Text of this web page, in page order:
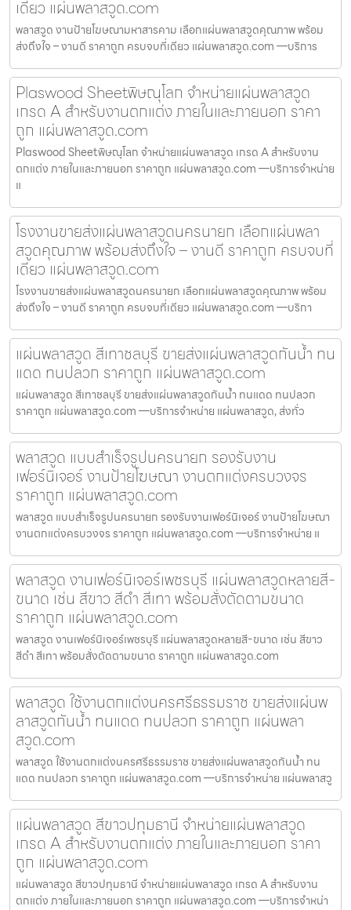
เดียว แผ่นพลาสวูด.com
พลาสวูด งานป้ายโฆษณามหาสารคาม เลือกแผ่นพลาสวูดคุณภาพ พร้อม
ส่งถึงใจ – งานดี ราคาถูก ครบจบที่เดียว แผ่นพลาสวูด.com —บริการ
Plaswood Sheetพิษณุโลก จำหน่ายแผ่นพลาสวูด
เกรด A สำหรับงานตกแต่ง ภายในและภายนอก ราคา
ถูก แผ่นพลาสวูด.com
Plaswood Sheetพิษณุโลก จำหน่ายแผ่นพลาสวูด เกรด A สำหรับงาน
ตกแต่ง ภายในและภายนอก ราคาถูก แผ่นพลาสวูด.com —บริการจำหน่าย
แ
โรงงานขายส่งแผ่นพลาสวูดนครนายก เลือกแผ่นพลา
สวูดคุณภาพ พร้อมส่งถึงใจ – งานดี ราคาถูก ครบจบที่
เดียว แผ่นพลาสวูด.com
โรงงานขายส่งแผ่นพลาสวูดนครนายก เลือกแผ่นพลาสวูดคุณภาพ พร้อม
ส่งถึงใจ – งานดี ราคาถูก ครบจบที่เดียว แผ่นพลาสวูด.com —บริกา
แผ่นพลาสวูด สีเทาชลบุรี ขายส่งแผ่นพลาสวูดกันน้ำ ทน
แดด ทนปลวก ราคาถูก แผ่นพลาสวูด.com
แผ่นพลาสวูด สีเทาชลบุรี ขายส่งแผ่นพลาสวูดกันน้ำ ทนแดด ทนปลวก
ราคาถูก แผ่นพลาสวูด.com —บริการจำหน่าย แผ่นพลาสวูด, ส่งทั่ว
พลาสวูด แบบสำเร็จรูปนครนายก รองรับงาน
เฟอร์นิเจอร์ งานป้ายโฆษณา งานตกแต่งครบวงจร
ราคาถูก แผ่นพลาสวูด.com
พลาสวูด แบบสำเร็จรูปนครนายก รองรับงานเฟอร์นิเจอร์ งานป้ายโฆษณา
งานตกแต่งครบวงจร ราคาถูก แผ่นพลาสวูด.com —บริการจำหน่าย แ
พลาสวูด งานเฟอร์นิเจอร์เพชรบุรี แผ่นพลาสวูดหลายสี-
ขนาด เช่น สีขาว สีดำ สีเทา พร้อมสั่งตัดตามขนาด
ราคาถูก แผ่นพลาสวูด.com
พลาสวูด งานเฟอร์นิเจอร์เพชรบุรี แผ่นพลาสวูดหลายสี-ขนาด เช่น สีขาว
สีดำ สีเทา พร้อมสั่งตัดตามขนาด ราคาถูก แผ่นพลาสวูด.com
พลาสวูด ใช้งานตกแต่งนครศรีธรรมราช ขายส่งแผ่นพ
ลาสวูดกันน้ำ ทนแดด ทนปลวก ราคาถูก แผ่นพลา
สวูด.com
พลาสวูด ใช้งานตกแต่งนครศรีธรรมราช ขายส่งแผ่นพลาสวูดกันน้ำ ทน
แดด ทนปลวก ราคาถูก แผ่นพลาสวูด.com —บริการจำหน่าย แผ่นพลาสวู
แผ่นพลาสวูด สีขาวปทุมธานี จำหน่ายแผ่นพลาสวูด
เกรด A สำหรับงานตกแต่ง ภายในและภายนอก ราคา
ถูก แผ่นพลาสวูด.com
แผ่นพลาสวูด สีขาวปทุมธานี จำหน่ายแผ่นพลาสวูด เกรด A สำหรับงาน
ตกแต่ง ภายในและภายนอก ราคาถูก แผ่นพลาสวูด.com —บริการจำหน่า